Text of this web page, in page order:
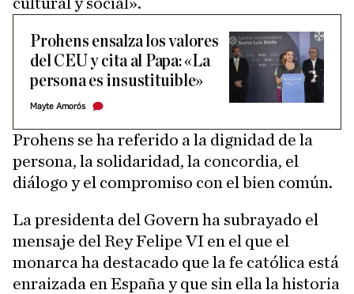
Prohens ensalza los valores
del CEU y cita al Papa: «La
persona es insustituible»
Mayte Amorós
Prohens se ha referido a la dignidad de la
persona, la solidaridad, la concordia, el
diálogo y el compromiso con el bien común.
La presidenta del Govern ha subrayado el
mensaje del Rey Felipe VI en el que el
monarca ha destacado que la fe católica está
enraizada en España y que sin ella la historia